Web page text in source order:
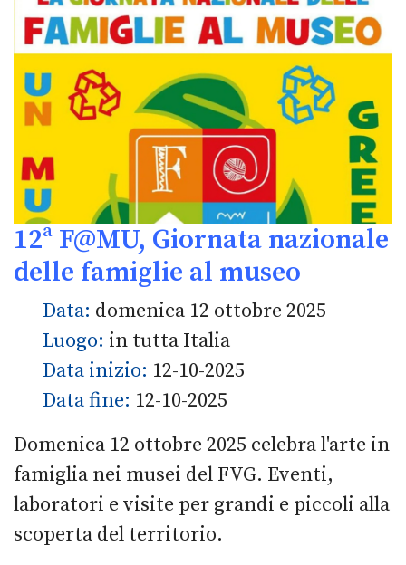
12ª F@MU, Giornata nazionale
delle famiglie al museo
Data: domenica 12 ottobre 2025
Luogo: in tutta Italia
Data inizio: 12-10-2025
Data fine: 12-10-2025
Domenica 12 ottobre 2025 celebra l'arte in
famiglia nei musei del FVG. Eventi,
laboratori e visite per grandi e piccoli alla
scoperta del territorio.